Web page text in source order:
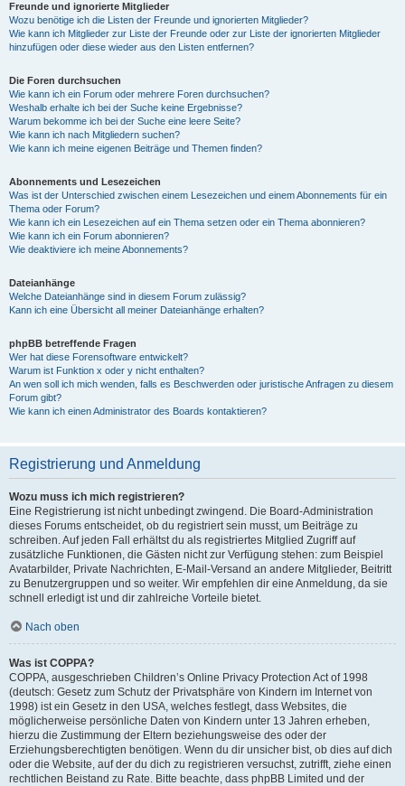
Freunde und ignorierte Mitglieder
Wozu benötige ich die Listen der Freunde und ignorierten Mitglieder?
Wie kann ich Mitglieder zur Liste der Freunde oder zur Liste der ignorierten Mitglieder
hinzufügen oder diese wieder aus den Listen entfernen?
Die Foren durchsuchen
Wie kann ich ein Forum oder mehrere Foren durchsuchen?
Weshalb erhalte ich bei der Suche keine Ergebnisse?
Warum bekomme ich bei der Suche eine leere Seite?
Wie kann ich nach Mitgliedern suchen?
Wie kann ich meine eigenen Beiträge und Themen finden?
Abonnements und Lesezeichen
Was ist der Unterschied zwischen einem Lesezeichen und einem Abonnements für ein
Thema oder Forum?
Wie kann ich ein Lesezeichen auf ein Thema setzen oder ein Thema abonnieren?
Wie kann ich ein Forum abonnieren?
Wie deaktiviere ich meine Abonnements?
Dateianhänge
Welche Dateianhänge sind in diesem Forum zulässig?
Kann ich eine Übersicht all meiner Dateianhänge erhalten?
phpBB betreffende Fragen
Wer hat diese Forensoftware entwickelt?
Warum ist Funktion x oder y nicht enthalten?
An wen soll ich mich wenden, falls es Beschwerden oder juristische Anfragen zu diesem
Forum gibt?
Wie kann ich einen Administrator des Boards kontaktieren?
Registrierung und Anmeldung
Wozu muss ich mich registrieren?
Eine Registrierung ist nicht unbedingt zwingend. Die Board-Administration
dieses Forums entscheidet, ob du registriert sein musst, um Beiträge zu
schreiben. Auf jeden Fall erhältst du als registriertes Mitglied Zugriff auf
zusätzliche Funktionen, die Gästen nicht zur Verfügung stehen: zum Beispiel
Avatarbilder, Private Nachrichten, E-Mail-Versand an andere Mitglieder, Beitritt
zu Benutzergruppen und so weiter. Wir empfehlen dir eine Anmeldung, da sie
schnell erledigt ist und dir zahlreiche Vorteile bietet.
Nach oben
Was ist COPPA?
COPPA, ausgeschrieben Children’s Online Privacy Protection Act of 1998
(deutsch: Gesetz zum Schutz der Privatsphäre von Kindern im Internet von
1998) ist ein Gesetz in den USA, welches festlegt, dass Websites, die
möglicherweise persönliche Daten von Kindern unter 13 Jahren erheben,
hierzu die Zustimmung der Eltern beziehungsweise des oder der
Erziehungsberechtigten benötigen. Wenn du dir unsicher bist, ob dies auf dich
oder die Website, auf der du dich zu registrieren versuchst, zutrifft, ziehe einen
rechtlichen Beistand zu Rate. Bitte beachte, dass phpBB Limited und der